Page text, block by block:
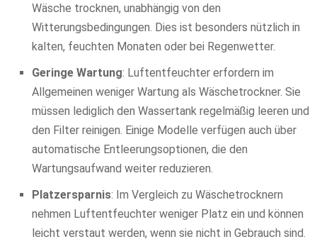
Wäsche trocknen, unabhängig von den
Witterungsbedingungen. Dies ist besonders nützlich in
kalten, feuchten Monaten oder bei Regenwetter.
Geringe Wartung: Luftentfeuchter erfordern im
Allgemeinen weniger Wartung als Wäschetrockner. Sie
müssen lediglich den Wassertank regelmäßig leeren und
den Filter reinigen. Einige Modelle verfügen auch über
automatische Entleerungsoptionen, die den
Wartungsaufwand weiter reduzieren.
Platzersparnis: Im Vergleich zu Wäschetrocknern
nehmen Luftentfeuchter weniger Platz ein und können
leicht verstaut werden, wenn sie nicht in Gebrauch sind.